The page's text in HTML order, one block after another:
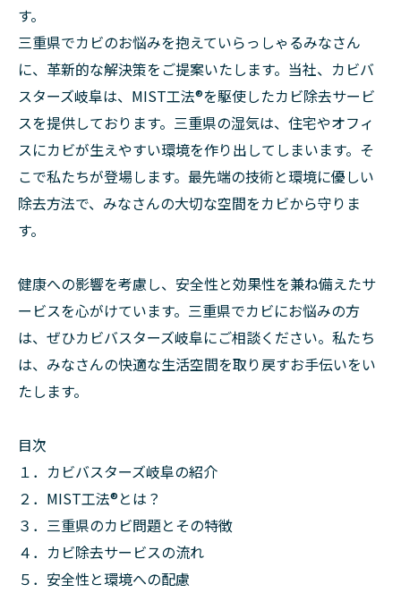
す。
三重県でカビのお悩みを抱えていらっしゃるみなさん
に、革新的な解決策をご提案いたします。当社、カビバ
スターズ岐阜は、MIST工法®を駆使したカビ除去サービ
スを提供しております。三重県の湿気は、住宅やオフィ
スにカビが生えやすい環境を作り出してしまいます。そ
こで私たちが登場します。最先端の技術と環境に優しい
除去方法で、みなさんの大切な空間をカビから守りま
す。
健康への影響を考慮し、安全性と効果性を兼ね備えたサ
ービスを心がけています。三重県でカビにお悩みの方
は、ぜひカビバスターズ岐阜にご相談ください。私たち
は、みなさんの快適な生活空間を取り戻すお手伝いをい
たします。
目次
１．カビバスターズ岐阜の紹介
２．MIST工法®とは？
３．三重県のカビ問題とその特徴
４．カビ除去サービスの流れ
５．安全性と環境への配慮